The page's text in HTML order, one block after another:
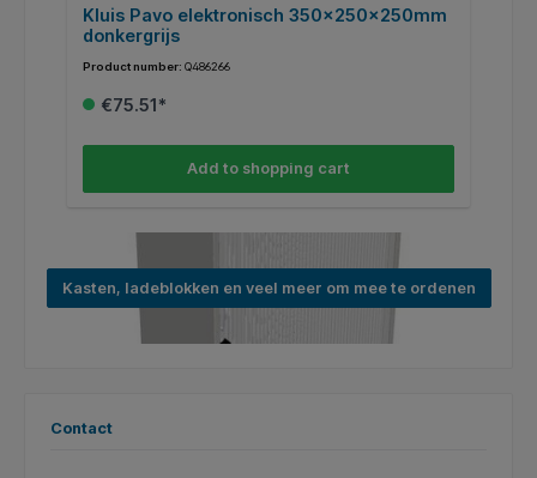
Kluis Pavo elektronisch 350x250x250mm
donkergrijs
Product number: Q486266
€75.51*
Add to shopping cart
Kasten, ladeblokken en veel meer om mee te ordenen
Contact